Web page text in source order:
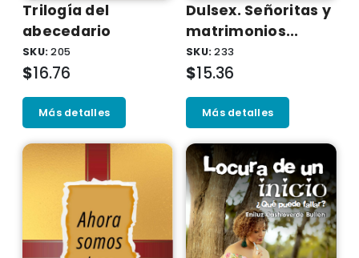
Trilogí­a del
abecedario
SKU:205
$16.76
Más detalles
Dulsex. Señoritas y
matrimonios...
SKU:233
$15.36
Más detalles